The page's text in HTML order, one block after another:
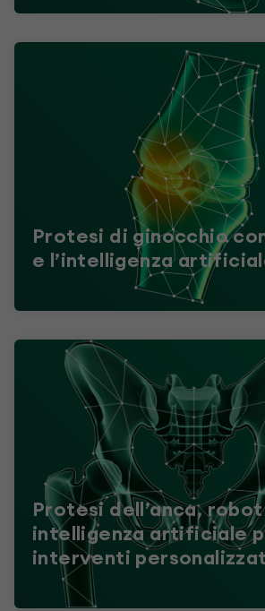
Protesi di ginocchio
e l’intelligenza
Protesi dell’anca, robot
intelligenza artificiale
interventi